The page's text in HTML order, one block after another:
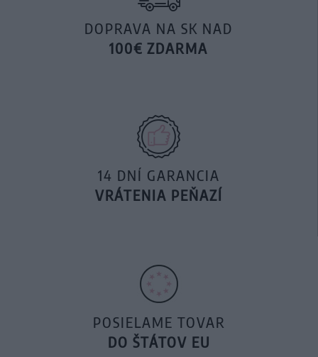
DOPRAVA NA SK NAD
100€ ZDARMA
14 DNÍ GARANCIA
VRÁTENIA PEŇAZÍ
POSIELAME TOVAR
DO ŠTÁTOV EU